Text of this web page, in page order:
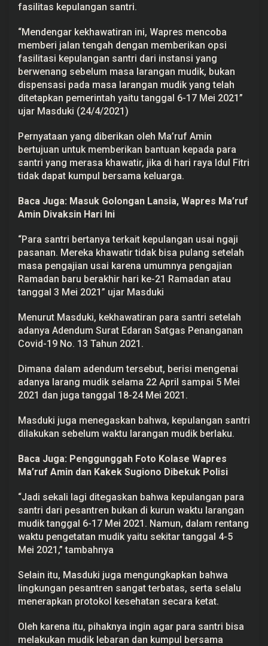
k
a
g
i
S
n
t
i
fasilitas kepulangan santri.
“Mendengar kekhawatiran ini, Wapres mencoba
memberi jalan tengah dengan memberikan opsi
fasilitasi kepulangan santri dari instansi yang
berwenang sebelum masa larangan mudik, bukan
dispensasi pada masa larangan mudik yang telah
ditetapkan pemerintah yaitu tanggal 6-17 Mei 2021”
ujar Masduki (24/4/2021)
Pernyataan yang diberikan oleh Ma’ruf Amin
bertujuan untuk memberikan bantuan kepada para
santri yang merasa khawatir, jika di hari raya Idul Fitri
tidak dapat kumpul bersama keluarga.
Baca Juga: Masuk Golongan Lansia, Wapres Ma’ruf
Amin Divaksin Hari Ini
“Para santri bertanya terkait kepulangan usai ngaji
pasanan. Mereka khawatir tidak bisa pulang setelah
masa pengajian usai karena umumnya pengajian
Ramadan baru berakhir hari ke-21 Ramadan atau
tanggal 3 Mei 2021” ujar Masduki
Menurut Masduki, kekhawatiran para santri setelah
adanya Adendum Surat Edaran Satgas Penanganan
Covid-19 No. 13 Tahun 2021.
Dimana dalam adendum tersebut, berisi mengenai
adanya larang mudik selama 22 April sampai 5 Mei
2021 dan juga tanggal 18-24 Mei 2021.
Masduki juga menegaskan bahwa, kepulangan santri
dilakukan sebelum waktu larangan mudik berlaku.
Baca Juga: Penggunggah Foto Kolase Wapres
Ma’ruf Amin dan Kakek Sugiono Dibekuk Polisi
“Jadi sekali lagi ditegaskan bahwa kepulangan para
santri dari pesantren bukan di kurun waktu larangan
mudik tanggal 6-17 Mei 2021. Namun, dalam rentang
waktu pengetatan mudik yaitu sekitar tanggal 4-5
Mei 2021,” tambahnya
Selain itu, Masduki juga mengungkapkan bahwa
lingkungan pesantren sangat terbatas, serta selalu
menerapkan protokol kesehatan secara ketat.
Oleh karena itu, pihaknya ingin agar para santri bisa
melakukan mudik lebaran dan kumpul bersama